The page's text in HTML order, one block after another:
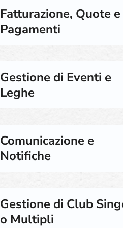
Fatturazione, Quote e
Pagamenti
Gestione di Eventi e
Leghe
Comunicazione e
Notifiche
Gestione di Club
o Multipli